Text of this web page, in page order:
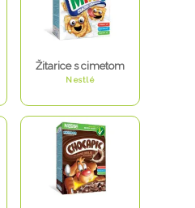
Žitarice s cimetom
Nestlé